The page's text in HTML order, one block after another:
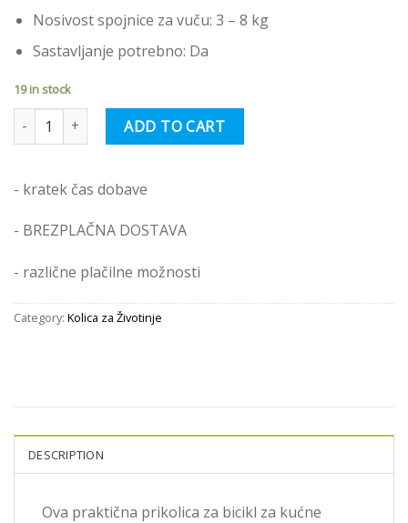
Nosivost spojnice za vuču: 3 – 8 kg
Sastavljanje potrebno: Da
19 in stock
vidaXL Prikolica za bicikl za ljubimce sivo-crna od tkanine i
ADD TO CART
- kratek čas dobave
- BREZPLAČNA DOSTAVA
- različne plačilne možnosti
Category: Kolica za Životinje
DESCRIPTION
Ova praktična prikolica za bicikl za kućne